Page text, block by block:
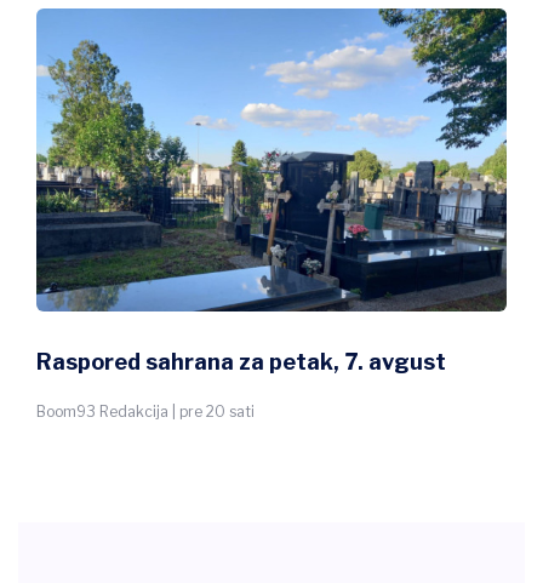
Raspored sahrana za petak, 7. avgust
Boom93 Redakcija | pre 20 sati